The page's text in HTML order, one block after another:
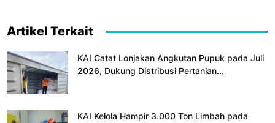
Artikel Terkait
KAI Catat Lonjakan Angkutan Pupuk pada Juli
2026, Dukung Distribusi Pertanian...
KAI Kelola Hampir 3.000 Ton Limbah pada